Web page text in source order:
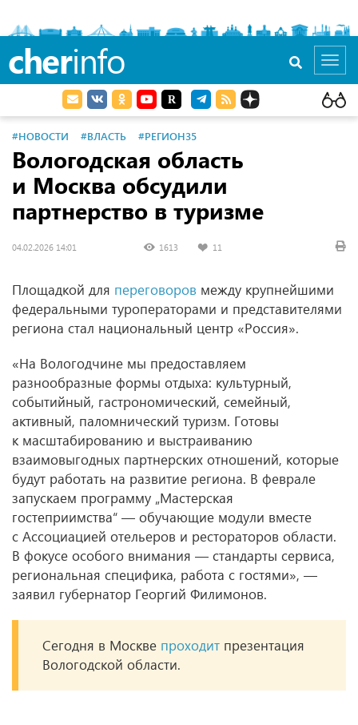
cherinfo
#НОВОСТИ #ВЛАСТЬ #РЕГИОН35
Вологодская область
и Москва обсудили
партнерство в туризме
04.02.2026 14:01 1613 11
Площадкой для переговоров между крупнейшими
федеральными туроператорами и представителями
региона стал национальный центр «Россия».
«На Вологодчине мы предоставляем
разнообразные формы отдыха: культурный,
событийный, гастрономический, семейный,
активный, паломнический туризм. Готовы
к масштабированию и выстраиванию
взаимовыгодных партнерских отношений, которые
будут работать на развитие региона. В феврале
запускаем программу „Мастерская
гостеприимства“ — обучающие модули вместе
с Ассоциацией отельеров и рестораторов области.
В фокусе особого внимания — стандарты сервиса,
региональная специфика, работа с гостями», —
заявил губернатор Георгий Филимонов.
Сегодня в Москве проходит презентация
Вологодской области.